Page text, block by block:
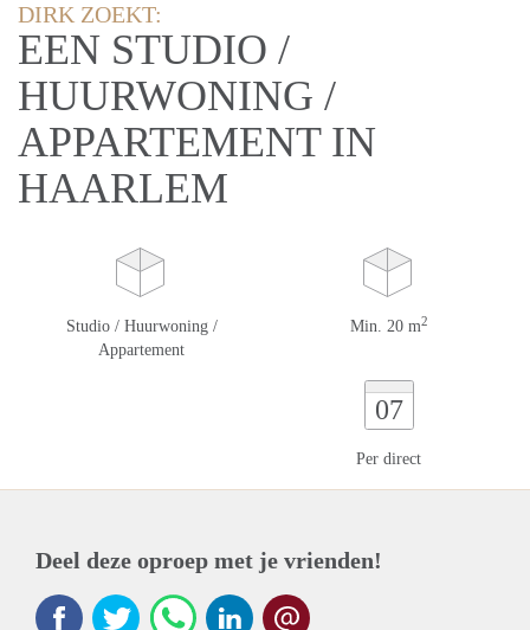
DIRK ZOEKT:
EEN STUDIO /
HUURWONING /
APPARTEMENT IN
HAARLEM
Studio / Huurwoning /
Appartement
Min. 20 m2
07
Per direct
Deel deze oproep met je vrienden!